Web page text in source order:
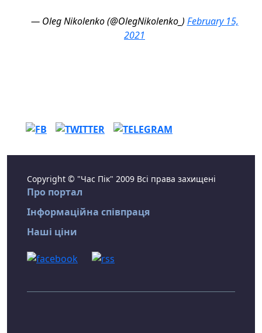
— Oleg Nikolenko (@OlegNikolenko_) February 15,
2021
Copyright © "Час Пік" 2009 Всі права захищені
Про портал
Інформаційна співпраця
Наші ціни